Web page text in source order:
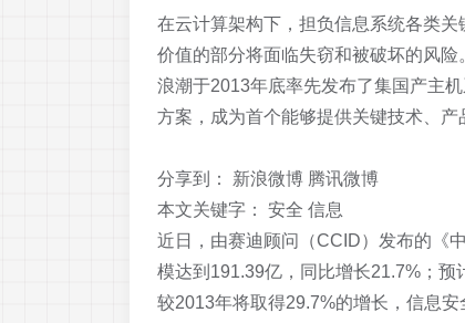
在云计算架构下，担负信息系统各类
价值的部分将面临失窃和被破坏的风
浪潮于2013年底率先发布了集国产主
方案，成为首个能够提供关键技术、产
分享到：
新浪微博 腾讯微博
本文关键字：
安全 信息
近日，由赛迪顾问（CCID）发布的《
模达到191.39亿，同比增长21.7%；
较2013年将取得29.7%的增长，信息